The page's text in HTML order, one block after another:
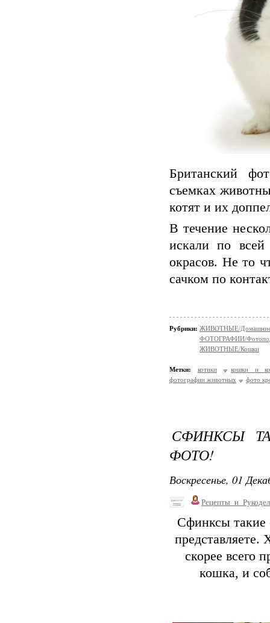
Британский
съемках
котят и их
В течение
искали по всей
окрасов. Не то
сачком по
Рубрики: ЖИВОТНЫЕ/Домашние
ФОТОГРАФИИ/
ЖИВОТНЫЕ/Кошки
Метки: котики
кошки и
фотографии животных
фото
СФИНКСЫ
ФОТО!
Воскресенье, 01
Сфинксы
представляете.
скорее всего
кошка, и